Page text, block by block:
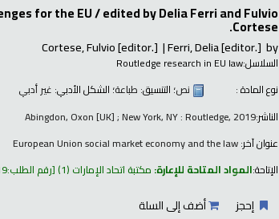
for the EU /edited by Delia Ferri and Fulvio
Cortese.
by
Ferri, Delia[editor.]
Cortese, Fulvio[editor.]
السلاسل:Routledge research in EU law
نوع المادة :
نص؛ التنسيق: طباعة؛ الشكل الأدبي: غير أدبي
الناشر:Abingdon, Oxon [UK] ; New York, NY : Routledge, 2019
عنوان آخر:European Union social market economy and the law
الإتاحة:المواد المتاحة للإعارة: مكتبة اتحاد الإمارات (1) رقم الطلب:
إحجز أضف إلى السلة